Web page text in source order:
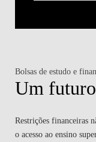
Bolsas de estudo e
Um
Restrições financeiras
o acesso ao ensino